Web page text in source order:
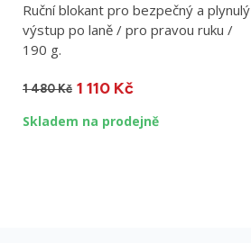
Ruční blokant pro bezpečný a plynulý
výstup po laně / pro pravou ruku /
190 g.
1 480 Kč 1 110 Kč
Skladem na prodejně